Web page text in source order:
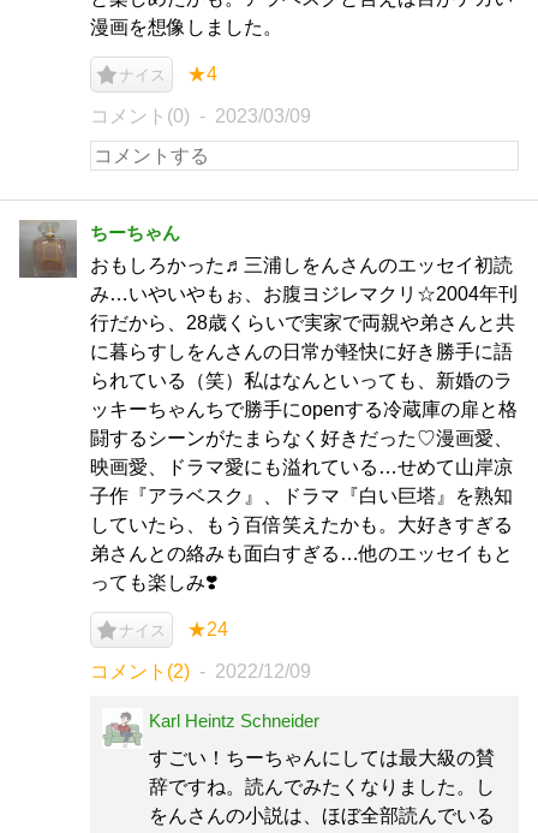
漫画を想像しました。
ナイス ★4
コメント(0) 2023/03/09
ちーちゃん
おもしろかった♬三浦しをんさんのエッセイ初読
み…いやいやもぉ、お腹ヨジレマクリ☆2004年刊
行だから、28歳くらいで実家で両親や弟さんと共
に暮らすしをんさんの日常が軽快に好き勝手に語
られている（笑）私はなんといっても、新婚のラ
ッキーちゃんちで勝手にopenする冷蔵庫の扉と格
闘するシーンがたまらなく好きだった♡漫画愛、
映画愛、ドラマ愛にも溢れている…せめて山岸凉
子作『アラベスク』、ドラマ『白い巨塔』を熟知
していたら、もう百倍笑えたかも。大好きすぎる
弟さんとの絡みも面白すぎる…他のエッセイもと
っても楽しみ❣️
ナイス ★24
コメント(2) 2022/12/09
Karl Heintz Schneider
すごい！ちーちゃんにしては最大級の賛
辞ですね。読んでみたくなりました。し
をんさんの小説は、ほぼ全部読んでいる